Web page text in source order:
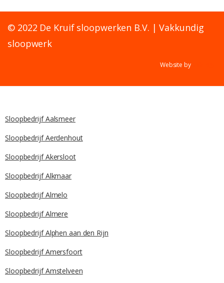
© 2022 De Kruif sloopwerken B.V. | Vakkundig
sloopwerk
Website by
Sloopbedrijf Aalsmeer
Sloopbedrijf Aerdenhout
Sloopbedrijf Akersloot
Sloopbedrijf Alkmaar
Sloopbedrijf Almelo
Sloopbedrijf Almere
Sloopbedrijf Alphen aan den Rijn
Sloopbedrijf Amersfoort
Sloopbedrijf Amstelveen